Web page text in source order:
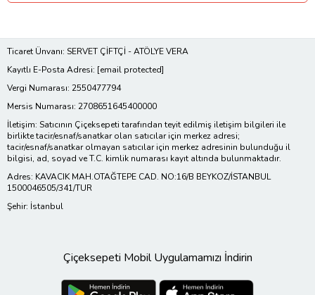
Ticaret Ünvanı: SERVET ÇİFTÇİ - ATÖLYE VERA
Kayıtlı E-Posta Adresi: [email protected]
Vergi Numarası: 2550477794
Mersis Numarası: 2708651645400000
İletişim: Satıcının Çiçeksepeti tarafından teyit edilmiş iletişim bilgileri ile
birlikte tacir/esnaf/sanatkar olan satıcılar için merkez adresi;
tacir/esnaf/sanatkar olmayan satıcılar için merkez adresinin bulunduğu il
bilgisi, ad, soyad ve T.C. kimlik numarası kayıt altında bulunmaktadır.
Adres: KAVACIK MAH.OTAĞTEPE CAD. NO:16/B BEYKOZ/İSTANBUL
1500046505/341/TUR
Şehir: İstanbul
Çiçeksepeti Mobil Uygulamamızı İndirin